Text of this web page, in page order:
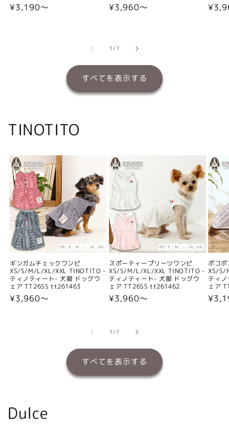
通
¥3,190〜
通
¥3,960〜
通
1/の
7
すべてを表示する
TINOTITO
ギンガムチェックワンピ
XS/S/M/L/XL/XXL TINOTITO -
ティノティート- 犬服 ドッグウ
ェア TT26SS tt261463
通
¥3,960〜
スポーティープリーツワンピ
XS/S/M/L/XL/XXL TINOTITO -
ティノティート- 犬服 ドッグウ
ェア TT26SS tt261462
通
格
¥3,960〜
ポコ
XS/S/
ティ
ェア
通
1/の
7
すべてを表示する
Dulce